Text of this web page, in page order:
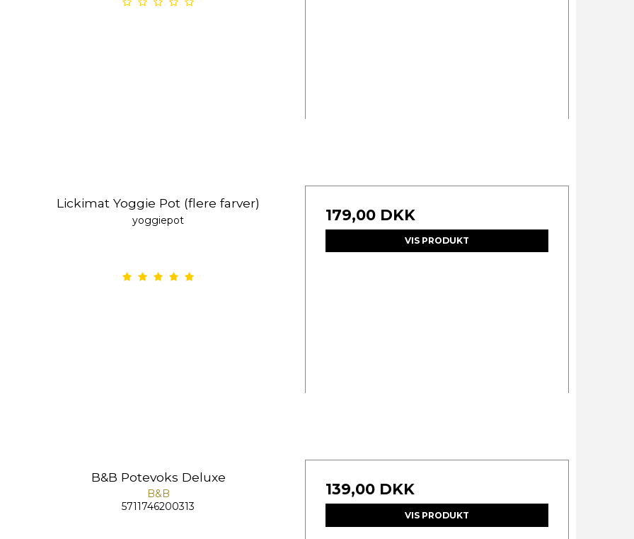
Lickimat Yoggie Pot (flere farver)
yoggiepot 179,00 DKK
VIS PRODUKT
B&B Potevoks Deluxe
B&B
5711746200313
139,00 DKK
VIS PRODUKT